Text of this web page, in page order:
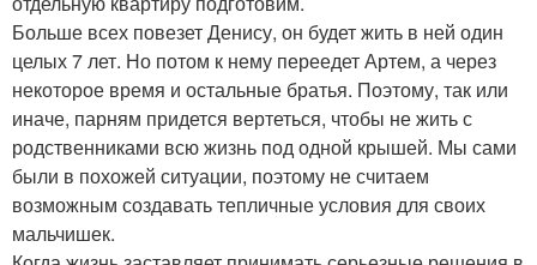
Больше всех повезет Денису, он будет жить в ней один
целых 7 лет. Но потом к нему переедет Артем, а через
некоторое время и остальные братья. Поэтому, так или
иначе, парням придется вертеться, чтобы не жить с
родственниками всю жизнь под одной крышей. Мы сами
были в похожей ситуации, поэтому не считаем
возможным создавать тепличные условия для своих
мальчишек.